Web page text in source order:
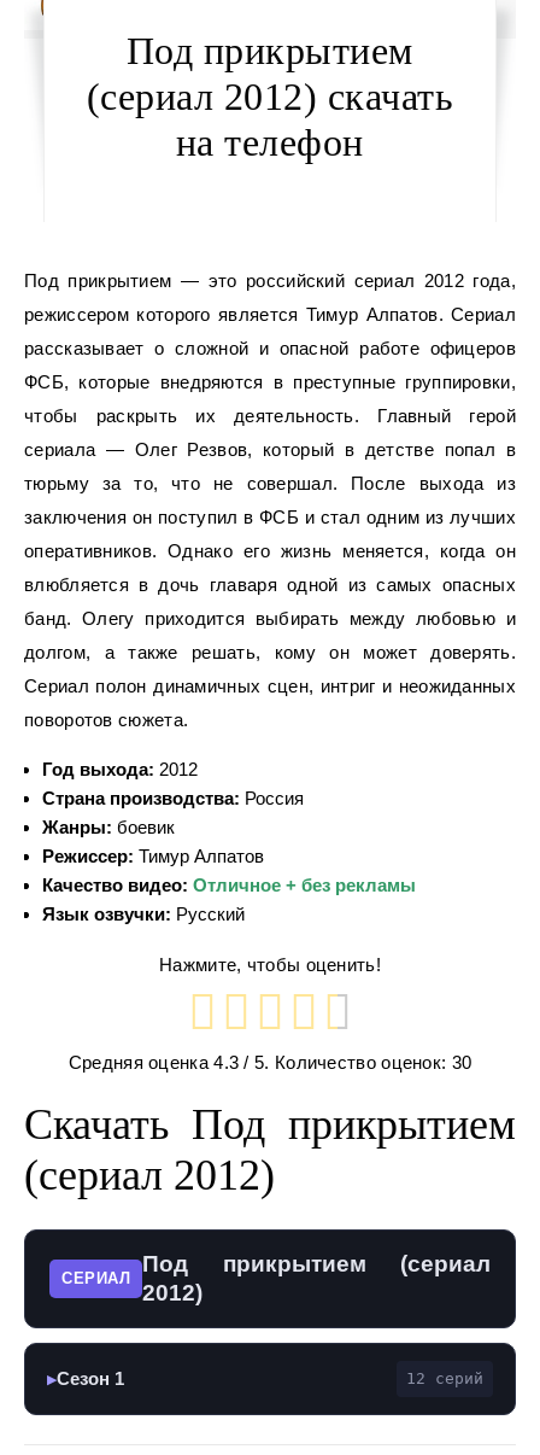
Под прикрытием
(сериал 2012) скачать
на телефон
Под прикрытием — это российский сериал 2012 года,
режиссером которого является Тимур Алпатов. Сериал
рассказывает о сложной и опасной работе офицеров
ФСБ, которые внедряются в преступные группировки,
чтобы раскрыть их деятельность. Главный герой
сериала — Олег Резвов, который в детстве попал в
тюрьму за то, что не совершал. После выхода из
заключения он поступил в ФСБ и стал одним из лучших
оперативников. Однако его жизнь меняется, когда он
влюбляется в дочь главаря одной из самых опасных
банд. Олегу приходится выбирать между любовью и
долгом, а также решать, кому он может доверять.
Сериал полон динамичных сцен, интриг и неожиданных
поворотов сюжета.
Год выхода: 2012
Страна производства: Россия
Жанры: боевик
Режиссер: Тимур Алпатов
Качество видео: Отличное + без рекламы
Язык озвучки: Русский
Нажмите, чтобы оценить!
Средняя оценка4.3 / 5. Количество оценок: 30
Скачать Под прикрытием
(сериал 2012)
СЕРИАЛ
Под прикрытием (сериал
2012)
▶Сезон 1 12 серий